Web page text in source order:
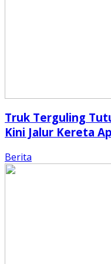
Truk Terguling
Kini Jalur Kereta
Berita